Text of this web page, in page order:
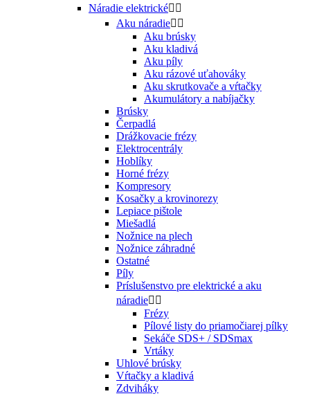
Náradie elektrické 
Aku náradie 
Aku brúsky
Aku kladivá
Aku píly
Aku rázové uťahováky
Aku skrutkovače a vŕtačky
Akumulátory a nabíjačky
Brúsky
Čerpadlá
Drážkovacie frézy
Elektrocentrály
Hoblíky
Horné frézy
Kompresory
Kosačky a krovinorezy
Lepiace pištole
Miešadlá
Nožnice na plech
Nožnice záhradné
Ostatné
Píly
Príslušenstvo pre elektrické a aku
náradie 
Frézy
Pílové listy do priamočiarej pílky
Sekáče SDS+ / SDSmax
Vrtáky
Uhlové brúsky
Vŕtačky a kladivá
Zdviháky